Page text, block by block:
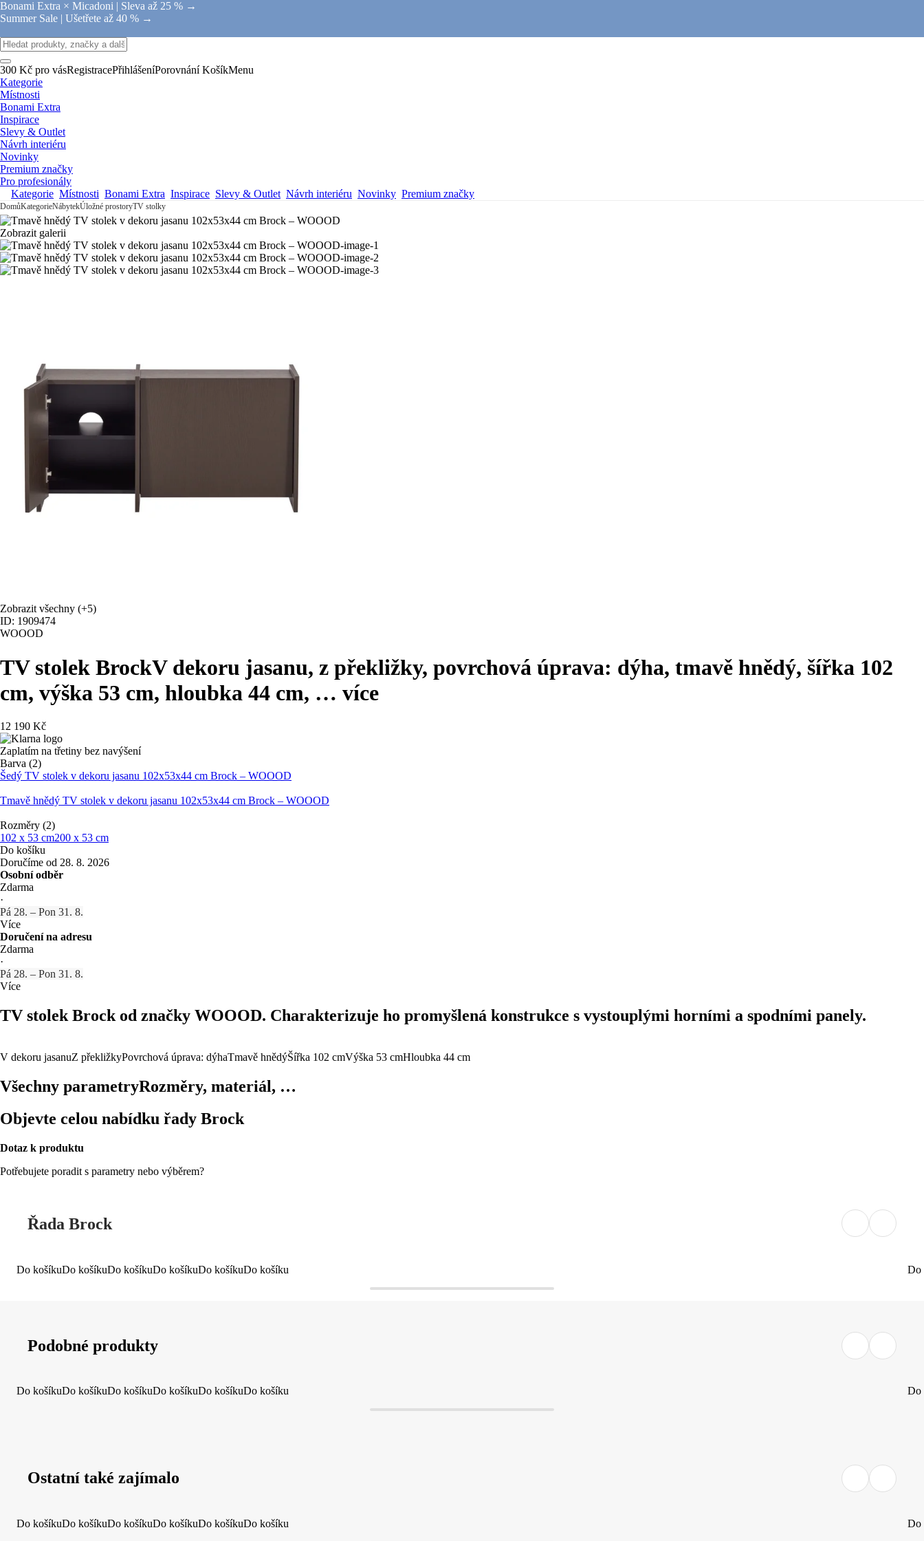
Bonami Extra × Micadoni | Sleva až 25 % →
Summer Sale | Ušetřete až 40 % →
300 Kč pro vásRegistracePřihlášeníPorovnání KošíkMenu
Kategorie
Místnosti
Bonami Extra
Inspirace
Slevy & Outlet
Návrh interiéru
Novinky
Premium značky
Pro profesionály
Kategorie Místnosti Bonami Extra Inspirace Slevy & Outlet Návrh interiéru Novinky Premium značky
DomůKategorieNábytekÚložné prostoryTV stolky
Zobrazit galerii
Zobrazit všechny (+5)
ID: 1909474
WOOOD
TV stolek BrockV dekoru jasanu, z překližky, povrchová úprava: dýha, tmavě hnědý, šířka 102
cm, výška 53 cm, hloubka 44 cm, … více
12 190 Kč
Zaplatím na třetiny bez navýšení
Barva (2)
Šedý TV stolek v dekoru jasanu 102x53x44 cm Brock – WOOOD
Tmavě hnědý TV stolek v dekoru jasanu 102x53x44 cm Brock – WOOOD
Rozměry (2)
102 x 53 cm200 x 53 cm
Do košíku
Doručíme od 28. 8. 2026
Osobní odběr
Zdarma
·
Pá 28. – Pon 31. 8.
Více
Doručení na adresu
Zdarma
·
Pá 28. – Pon 31. 8.
Více
TV stolek Brock od značky WOOOD. Charakterizuje ho promyšlená konstrukce s vystouplými horními a spodními panely.
V dekoru jasanuZ překližkyPovrchová úprava: dýhaTmavě hnědýŠířka 102 cmVýška 53 cmHloubka 44 cm
Všechny parametryRozměry, materiál, …
Objevte celou nabídku řady Brock
Dotaz k produktu
Potřebujete poradit s parametry nebo výběrem?
Řada Brock
Do košíkuDo košíkuDo košíkuDo košíkuDo košíkuDo košíku Do
Podobné produkty
Do košíkuDo košíkuDo košíkuDo košíkuDo košíkuDo košíku Do
Ostatní také zajímalo
Do košíkuDo košíkuDo košíkuDo košíkuDo košíkuDo košíku Do